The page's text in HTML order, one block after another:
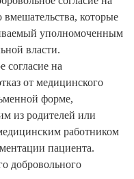
которые
уполномоченным
власти.
согласие на
от медицинского
форме,
из родителей или
работником
пациента.
добровольного